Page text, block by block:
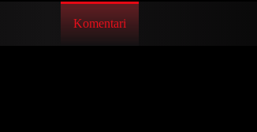
Komentari